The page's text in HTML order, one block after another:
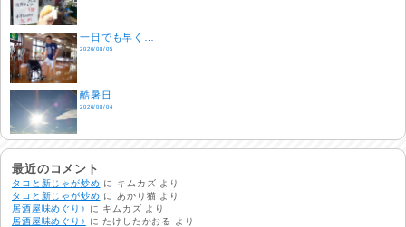
一日でも早く…
2026/08/05
酷暑日
2026/08/04
明日で一週間
2026/08/03
熱中症注意
2026/08/02
最近のコメント
タコと新じゃが炒め に キムカズ より
タコと新じゃが炒め に あかり猫 より
居酒屋味めぐり♪
に キムカズ より
居酒屋味めぐり♪
にたけしたかおる
より